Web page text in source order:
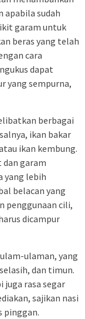
apabila sudah
garam untuk
beras yang telah
cara
dapat
yang sempurna,
berbagai
ikan bakar
ikan kembung.
dan garam
yang lebih
belacan yang
penggunaan cili,
dicampur
ulaman, yang
dan timun.
juga rasa segar
sajikan nasi
pinggan.